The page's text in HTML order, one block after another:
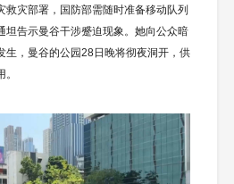
救灾部署，国防部需随时准备移动队列
坦告示曼谷干涉蹙迫现象。她向公众暗
生，曼谷的公园28日晚将彻夜洞开，供